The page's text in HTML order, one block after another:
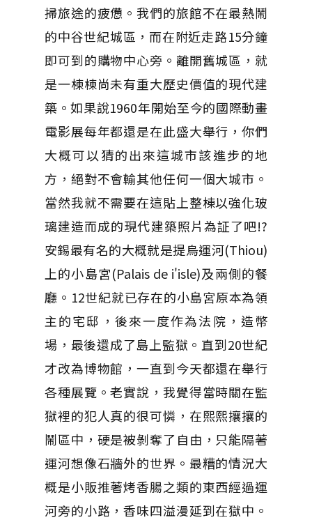
掃旅途的疲憊。我們的旅館不在最熱鬧
的中谷世紀城區，而在附近走路15分鐘
即可到的購物中心旁。離開舊城區，就
是一棟棟尚未有重大歷史價值的現代建
築。如果說1960年開始至今的國際動畫
電影展每年都還是在此盛大舉行，你們
大概可以猜的出來這城市該進步的地
方，絕對不會輸其他任何一個大城市。
當然我就不需要在這貼上整棟以強化玻
璃建造而成的現代建築照片為証了吧!?
安錫最有名的大概就是提烏運河(Thiou)
上的小島宮(Palais de i'isle)及兩側的餐
廳。12世紀就已存在的小島宮原本為領
主的宅邸，後來一度作為法院，造幣
場，最後還成了島上監獄。直到20世紀
才改為博物館，一直到今天都還在舉行
各種展覽。老實說，我覺得當時關在監
獄裡的犯人真的很可憐，在熙熙攘攘的
鬧區中，硬是被剝奪了自由，只能隔著
運河想像石牆外的世界。最糟的情況大
概是小販推著烤香腸之類的東西經過運
河旁的小路，香味四溢漫延到在獄中。